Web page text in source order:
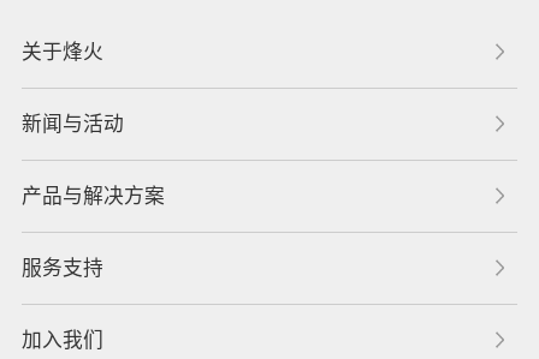
关于烽火
新闻与活动
产品与解决方案
服务支持
加入我们